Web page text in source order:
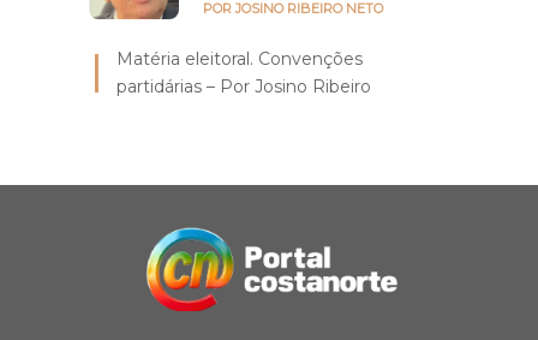
POR JOSINO RIBEIRO NETO
Matéria eleitoral. Convenções
partidárias – Por Josino Ribeiro